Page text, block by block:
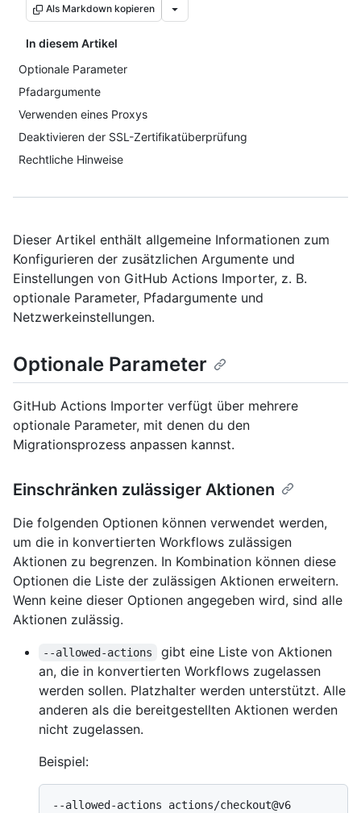
Als Markdown kopieren
In diesem Artikel
Optionale Parameter
Pfadargumente
Verwenden eines Proxys
Deaktivieren der SSL-Zertifikatüberprüfung
Rechtliche Hinweise
Dieser Artikel enthält allgemeine Informationen zum
Konfigurieren der zusätzlichen Argumente und
Einstellungen von GitHub Actions Importer, z. B.
optionale Parameter, Pfadargumente und
Netzwerkeinstellungen.
Optionale Parameter
GitHub Actions Importer verfügt über mehrere
optionale Parameter, mit denen du den
Migrationsprozess anpassen kannst.
Einschränken zulässiger Aktionen
Die folgenden Optionen können verwendet werden,
um die in konvertierten Workflows zulässigen
Aktionen zu begrenzen. In Kombination können diese
Optionen die Liste der zulässigen Aktionen erweitern.
Wenn keine dieser Optionen angegeben wird, sind alle
Aktionen zulässig.
--allowed-actions
gibt eine Liste von Aktionen
an, die in konvertierten Workflows zugelassen
werden sollen. Platzhalter werden unterstützt. Alle
anderen als die bereitgestellten Aktionen werden
nicht zugelassen.
Beispiel:
--allowed-actions actions/checkout@v6